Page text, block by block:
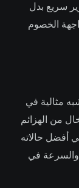
سريع بدل
الخصوم
مثالية في
من الهزائم
أفضل حالاته
والسرعة في